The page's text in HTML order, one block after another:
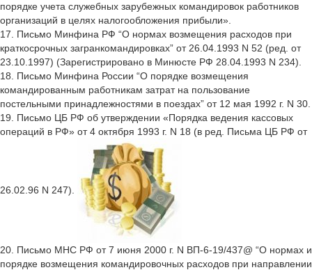
порядке учета служебных зарубежных командировок работников
организаций в целях налогообложения прибыли».
17. Письмо Минфина РФ “О нормах возмещения расходов при
краткосрочных загранкомандировках” от 26.04.1993 N 52 (ред. от
23.10.1997) (Зарегистрировано в Минюсте РФ 28.04.1993 N 234).
18. Письмо Минфина России “О порядке возмещения
командированным работникам затрат на пользование
постельными принадлежностями в поездах” от 12 мая 1992 г. N 30.
19. Письмо ЦБ РФ об утверждении «Порядка ведения кассовых
операций в РФ» от 4 октября 1993 г. N 18 (в ред. Письма ЦБ РФ от
26.02.96 N 247).
20. Письмо МНС РФ от 7 июня 2000 г. N ВП-6-19/437@ “О нормах и
порядке возмещения командировочных расходов при направлении